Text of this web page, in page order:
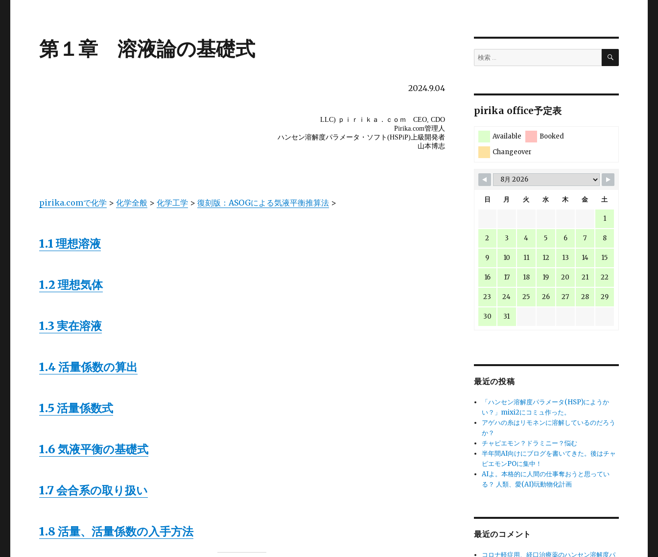
第１章 溶液論の基礎式
2024.9.04
pirika.comで化学 >化学全般 >化学工学 >復刻版：ASOGによる気液平衡推算法 >
1.1 理想溶液
1.2 理想気体
1.3 実在溶液
1.4 活量係数の算出
1.5 活量係数式
1.6 気液平衡の基礎式
1.7 会合系の取り扱い
1.8 活量、活量係数の入手方法
検
索:
検
pirika office予定表
Available
Booked
Changeover
日 月 火 水 木 金 土
1
2 3 4 5 6 7 8
9 10 11 12 13 14 15
16 17 18 19 20 21 22
23 24 25 26 27 28 29
30 31
最近の投稿
「ハンセン溶解度パラメータ(HSP)にようか
い？」mixi2にコミュ作った。
アゲハの糸はリモネンに溶解しているのだろう
か？
チャピエモン？ドラミニー？悩む
半年間AI向けにブログを書いてきた。後はチャ
ピエモンPOに集中！
AIよ。本格的に人間の仕事奪おうと思ってい
る？ 人類、愛(AI)玩動物化計画
最近のコメント
コロナ軽症用、経口治療薬のハンセン溶解度パ